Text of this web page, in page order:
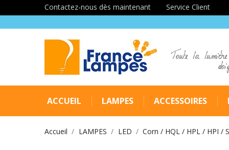
Contactez-nous dès maintenant Service Client
Toute la
ACCUEIL LAMPES ACCESSOIRES
Accueil LAMPES LED Corn / HQL / HPL / HPI /